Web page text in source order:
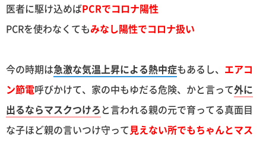
医者に駆け込めばPCRでコロナ陽性
PCRを使わなくてもみなし陽性でコロナ扱い
今の時期は急激な気温上昇による熱中症もあるし、 エアコ
ン節電呼びかけて、家の中もゆだる危険、かと言って外に
出るならマスクつけろと言われる親の元で育ってる真面目
な子ほど親の言いつけ守って見えない所でもちゃんとマス